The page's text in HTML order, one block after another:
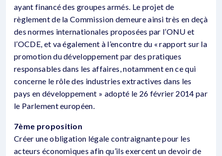
ayant financé des groupes armés. Le projet de
règlement de la Commission demeure ainsi très en deçà
des normes internationales proposées par l’ONU et
l’OCDE, et va également à l’encontre du « rapport sur la
promotion du développement par des pratiques
responsables dans les affaires, notamment en ce qui
concerne le rôle des industries extractives dans les
pays en développement » adopté le 26 février 2014 par
le Parlement européen.
7ème proposition
Créer une obligation légale contraignante pour les
acteurs économiques afin qu’ils exercent un devoir de